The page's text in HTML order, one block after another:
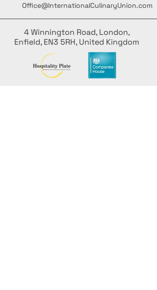
Office@InternationalCulinaryUnion.com
4 Winnington Road, London,
Enfield, EN3 5RH, United Kingdom